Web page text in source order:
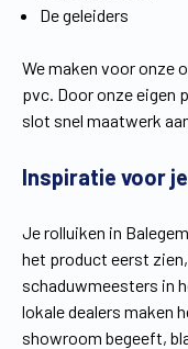
De geleiders
We maken voor onze
pvc. Door onze eigen
slot snel maatwerk
Inspiratie voor
Je rolluiken in
het product eerst
schaduwmeesters in
lokale dealers maken
showroom begeeft,